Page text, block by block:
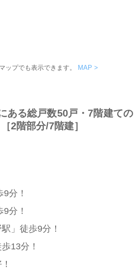
ップでも表示できます。 MAP >
ある総戸数50戸・7階建ての
2階部分/7階建］
分！
分！
」徒歩9分！
13分！